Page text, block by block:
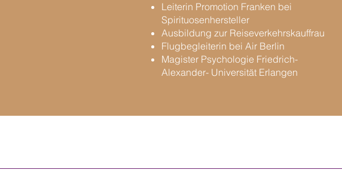
Leiterin Promotion Franken bei
Spirituosenhersteller
Ausbildung zur Reiseverkehrskauffrau
Flugbegleiterin bei Air Berlin
Magister Psychologie Friedrich-
Alexander- Universität Erlangen